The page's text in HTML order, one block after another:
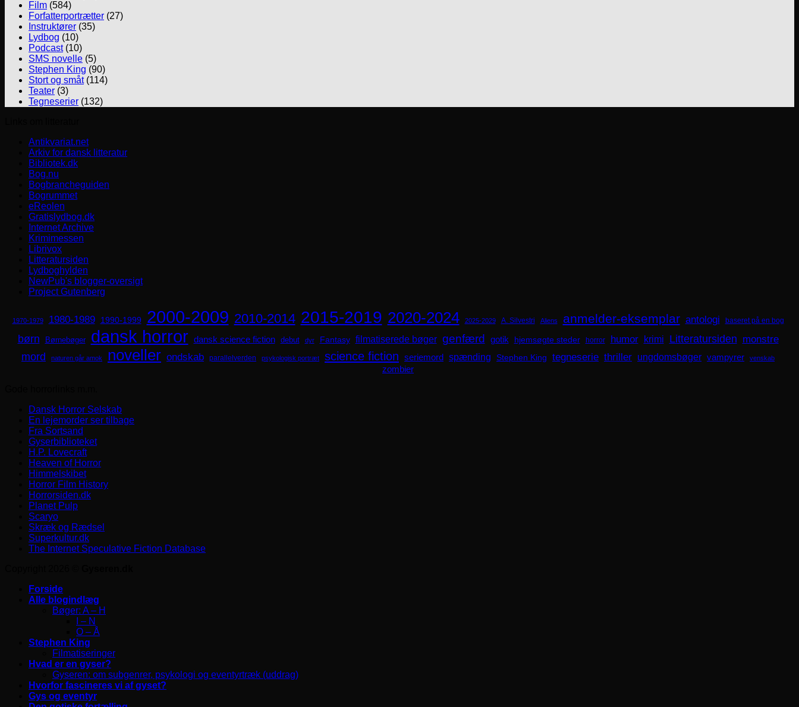
Film (584)
Forfatterportrætter (27)
Instruktører (35)
Lydbog (10)
Podcast(10)
SMS novelle (5)
Stephen King (90)
Stort og småt(114)
Teater (3)
Tegneserier (132)
Antikvariat.net
Arkiv for dansk litteratur
Bibliotek.dk
Bog.nu
Bogbrancheguiden
Bogrummet
eReolen
Gratislydbog.dk
Internet Archive
Krimimessen
Librivox
Litteratursiden
Lydboghylden
NewPub's blogger-oversigt
Project Gutenberg
1970-1979 1980-1989 1990-1999 2000-2009 2010-2014 2015-2019 2020-2024 2025-2029 A. Silvestri Aliens anmelder-eksemplar antologi baseret på en bog
børn Børnebøger dansk horror dansk science fiction debut dyr Fantasy filmatiserede bøger genfærd gotik hjemsøgte steder horror humor krimi Litteratursiden monstre
mord naturen går amok noveller ondskab parallelverden psykologisk portræt science fiction seriemord spænding Stephen King tegneserie thriller ungdomsbøger vampyrer venskab
zombier
Dansk Horror Selskab
En lejemorder ser tilbage
Fra Sortsand
Gyserbiblioteket
H.P. Lovecraft
Heaven of Horror
Himmelskibet
Horror Film History
Horrorsiden.dk
Planet Pulp
Scaryo
Skræk og Rædsel
Superkultur.dk
The Internet Speculative Fiction Database
Forside
Alle blogindlæg
Bøger: A – H
I – N
O – Å
Stephen King
Filmatiseringer
Hvad er en gyser?
Gyseren: om subgenrer, psykologi og eventyrtræk (uddrag)
Hvorfor fascineres vi af gyset?
Gys og eventyr